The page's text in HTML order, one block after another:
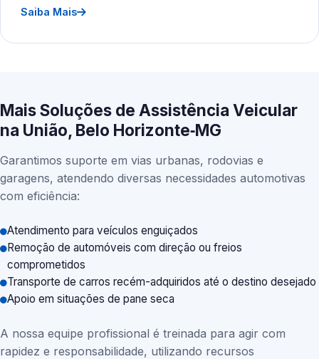
Saiba Mais
Mais Soluções de Assistência Veicular
na União, Belo Horizonte‑MG
Garantimos suporte em vias urbanas, rodovias e
garagens, atendendo diversas necessidades automotivas
com eficiência:
Atendimento para veículos enguiçados
Remoção de automóveis com direção ou freios
comprometidos
Transporte de carros recém-adquiridos até o destino desejado
Apoio em situações de pane seca
A nossa equipe profissional é treinada para agir com
rapidez e responsabilidade, utilizando recursos